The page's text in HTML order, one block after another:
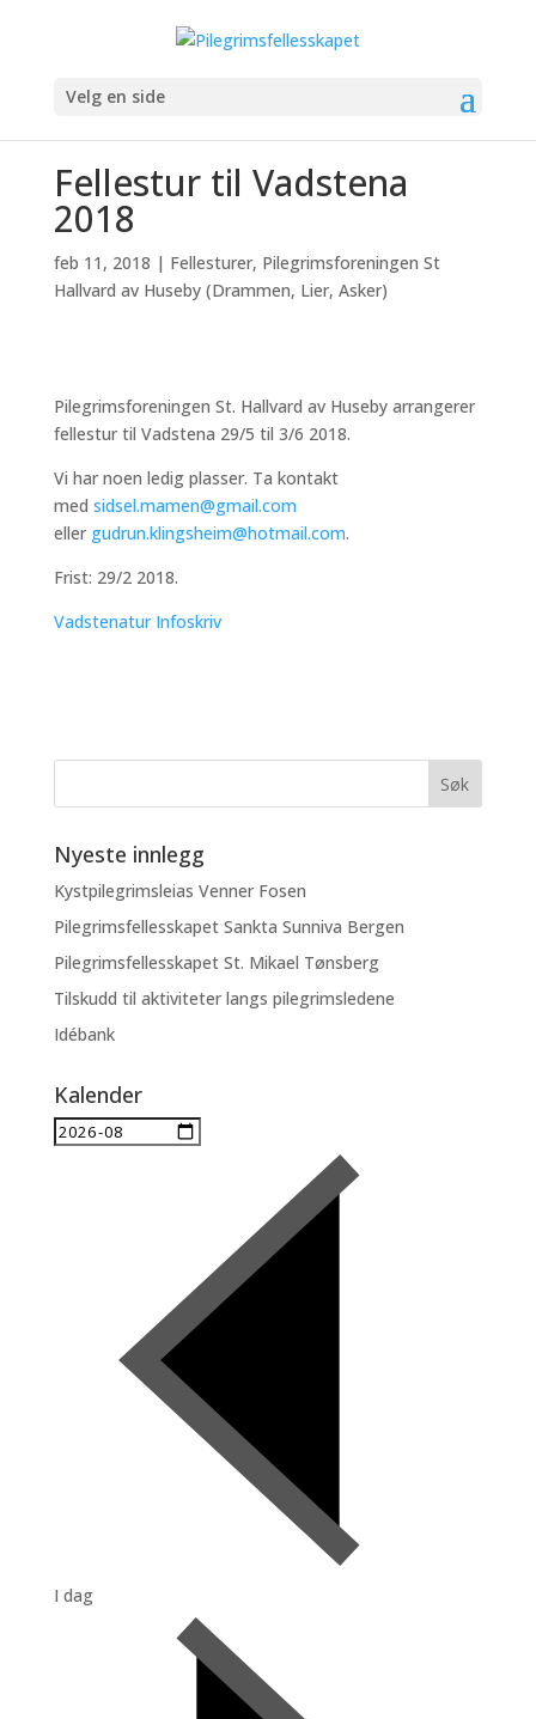
Velg en side
Fellestur til Vadstena
2018
feb 11, 2018 | Fellesturer, Pilegrimsforeningen St
Hallvard av Huseby (Drammen, Lier, Asker)
Pilegrimsforeningen St. Hallvard av Huseby arrangerer
fellestur til Vadstena 29/5 til 3/6 2018.
Vi har noen ledig plasser. Ta kontakt
med sidsel.mamen@gmail.com
eller gudrun.klingsheim@hotmail.com.
Frist: 29/2 2018.
Vadstenatur Infoskriv
Nyeste innlegg
Kystpilegrimsleias Venner Fosen
Pilegrimsfellesskapet Sankta Sunniva Bergen
Pilegrimsfellesskapet St. Mikael Tønsberg
Tilskudd til aktiviteter langs pilegrimsledene
Idébank
Kalender
I dag